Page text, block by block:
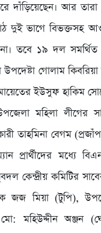
দাঁড়িয়েছেন। আর
দুই ভাগে বিভক্তসহ
না। তবে ১৯ দল
গোলাম
ইউসুফ হাকিম
মহিলা লীগের
তাহমিনা বেগম
প্রার্থীদের মধ্যে
কেন্দ্রীয় কমিটির
জজ মিয়া (টুপি),
মো: মহিউদ্দীন